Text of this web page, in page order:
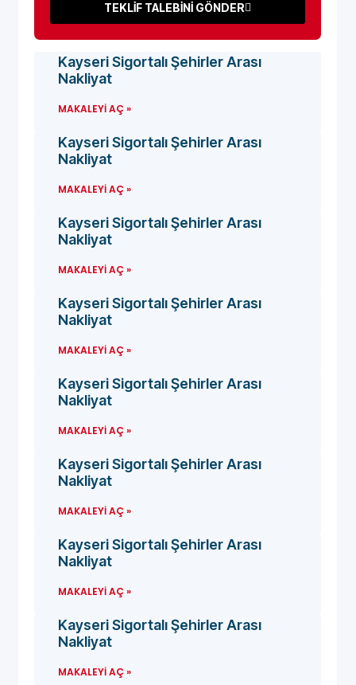
TEKLİF TALEBİNİ GÖNDER
Kayseri Sigortalı Şehirler Arası
Nakliyat
MAKALEYI AÇ »
Kayseri Sigortalı Şehirler Arası
Nakliyat
MAKALEYI AÇ »
Kayseri Sigortalı Şehirler Arası
Nakliyat
MAKALEYI AÇ »
Kayseri Sigortalı Şehirler Arası
Nakliyat
MAKALEYI AÇ »
Kayseri Sigortalı Şehirler Arası
Nakliyat
MAKALEYI AÇ »
Kayseri Sigortalı Şehirler Arası
Nakliyat
MAKALEYI AÇ »
Kayseri Sigortalı Şehirler Arası
Nakliyat
MAKALEYI AÇ »
Kayseri Sigortalı Şehirler Arası
Nakliyat
MAKALEYI AÇ »